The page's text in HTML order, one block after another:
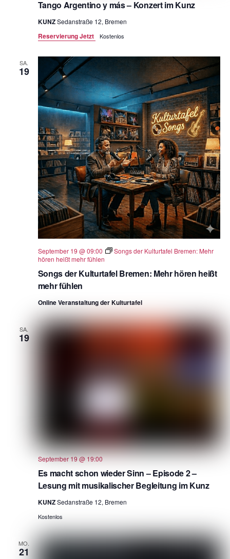
Tango Argentino y más – Konzert im Kunz
KUNZSedanstraße 12, Bremen
Reservierung Jetzt Kostenlos
SA.
19
Songs der Kulturtafel Bremen: Mehr hören heißt
mehr fühlen
September 19 @ 09:00
Songs der Kulturtafel Bremen: Mehr
hören heißt mehr fühlen
Online Veranstaltung der Kulturtafel
SA.
19
Es macht schon wieder Sinn – Episode 2 –
Lesung mit musikalischer Begleitung im Kunz
September 19 @ 19:00
KUNZSedanstraße 12, Bremen
Kostenlos
MO.
21